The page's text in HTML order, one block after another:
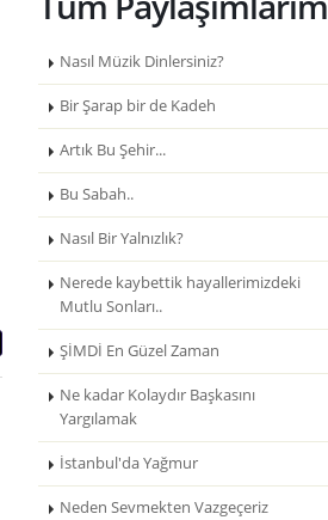
Nasıl Müzik Dinlersiniz?
Bir Şarap bir de Kadeh
Artık Bu Şehir...
Bu Sabah..
Nasıl Bir Yalnızlık?
Nerede kaybettik hayallerimizdeki
Mutlu Sonları..
ŞİMDİ En Güzel Zaman
Ne kadar Kolaydır Başkasını
Yargılamak
İstanbul'da Yağmur
Neden Sevmekten Vazgeçeriz